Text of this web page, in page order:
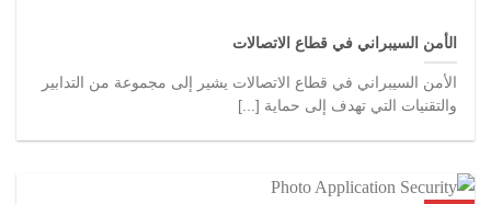
الأمن السيبراني في قطاع الاتصالات
الأمن السيبراني في قطاع الاتصالات يشير إلى مجموعة من التدابير
والتقنيات التي تهدف إلى حماية [...]